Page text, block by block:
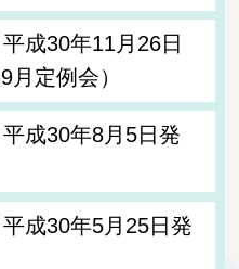
成30年11月26日
定例会）
成30年8月5日発
成30年5月25日発